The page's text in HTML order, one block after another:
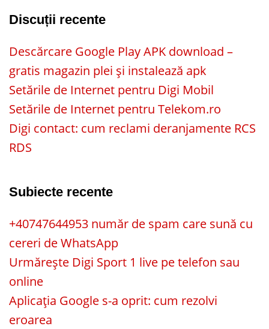
Discuții recente
Descărcare Google Play APK download –
gratis magazin plei și instalează apk
Setările de Internet pentru Digi Mobil
Setările de Internet pentru Telekom.ro
Digi contact: cum reclami deranjamente RCS
RDS
Subiecte recente
+40747644953 număr de spam care sună cu
cereri de WhatsApp
Urmărește Digi Sport 1 live pe telefon sau
online
Aplicația Google s-a oprit: cum rezolvi
eroarea